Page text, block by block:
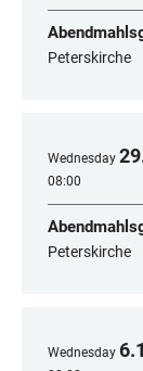
Peterskirche
Wednesday 29
08:00
Peterskirche
Wednesday 6.